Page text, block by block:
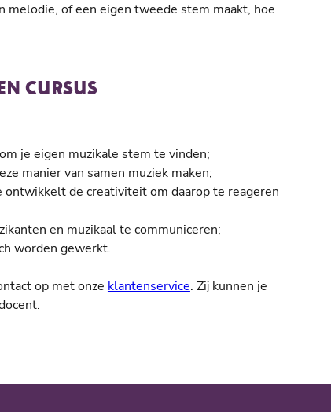
melodie, of een eigen tweede stem maakt, hoe
CURSUS
je eigen muzikale stem te vinden;
manier van samen muziek maken;
de creativiteit om daarop te reageren
en muzikaal te communiceren;
worden gewerkt.
op met onze klantenservice. Zij kunnen je